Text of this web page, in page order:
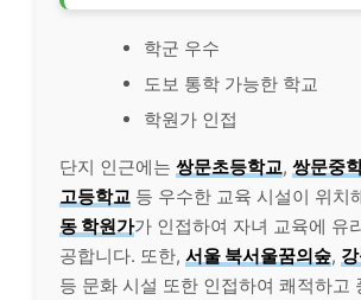
학군 우수
도보 통학 가능한 학교
학원가 인접
단지 인근에는 쌍문초등학교, 쌍문중
고등학교 등 우수한 교육 시설이 위치
동 학원가가 인접하여 자녀 교육에 유
공합니다. 또한, 서울 북서울꿈의숲,
등 문화 시설 또한 인접하여 쾌적하고